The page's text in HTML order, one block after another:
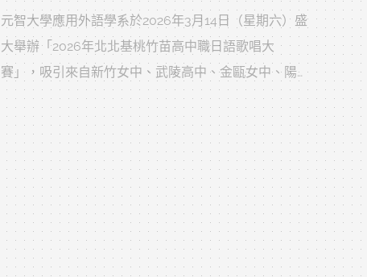
元智大學應用外語學系於2026年3月14日（星期六）盛
大舉辦「2026年北北基桃竹苗高中職日語歌唱大
賽」，吸引來自新竹女中、武陵高中、金甌女中、陽明
交大附中等多所高中職學生踴躍報名參加。活動旨在提
升高中生對日語的學習興趣，並提供展現歌唱才華的舞
台。
2025-12-24